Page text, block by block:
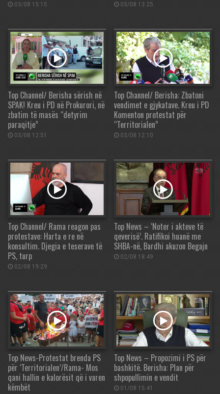
03/08 15:15 03/08 13:25
Top Channel/ Berisha sërish në
SPAK! Kreu i PD në Prokurori, në
zbatim të masës “detyrim
paraqitje”
03/08 12:51
Top Channel/ Berisha: Zbatoni
vendimet e gjykatave. Kreu i PD
Komenton protestat për
“Territorialen”
03/08 12:10
Top Channel/ Rama reagon pas
protestave: Harta e re në
konsultim. Djegia e teserave të
PS, turp
02/08 19:29
Top News – ‘Noter i akteve të
qeverisë’. Ratifikoi huanë me
SHBA-në, Bardhi akuzon Begajn
02/08 18:49
Top News-Protestat brenda PS
për ‘Territorialen’/Rama- Mos
qani hallin e kalorësit që i varen
këmbët
Top News – Propozimi i PS për
bashkitë. Berisha: Plan për
shpopullimin e vendit
01/08 15:41